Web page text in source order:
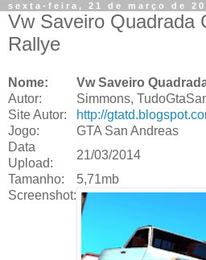
sexta-feira, 21 de março de
Vw Saveiro Quadrada
Rallye
Nome:
Vw Saveiro
Autor:
Simmons,
Site Autor:
http://
Jogo:
GTA San Andreas
Data
Upload:
21/03/2014
Tamanho:
5,71mb
Screenshot: